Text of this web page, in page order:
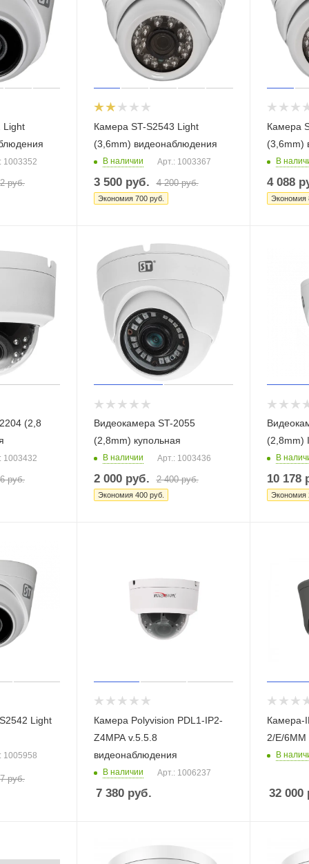
Light
1003352
руб.
Камера ST-S2543 Light
(3,6mm) видеонаблюдения
В наличии Арт.: 1003367
3 500руб. 4 200руб.
Экономия 700руб.
Камера
(3,6mm)
В
4 088
Экономия
(2,8
1003432
руб.
Видеокамера ST-2055
(2,8mm) купольная
В наличии Арт.: 1003436
2 000руб. 2 400руб.
Экономия 400руб.
(2,8mm)
В
10 178
Экономия
Light
1005958
руб.
Камера Polyvision PDL1-IP2-
Z4MPA v.5.5.8
видеонаблюдения
В наличии Арт.: 1006237
7 380руб.
Камера-
2/E/6ММ
В
32 000